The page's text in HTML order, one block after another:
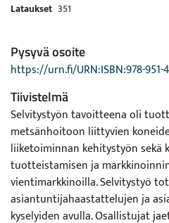
Lataukset 351
Pysyvä osoite
https://urn.fi/URN:ISBN:978-951-
Tiivistelmä
Selvitystyön tavoitteena oli
metsänhoitoon liittyvien
liiketoiminnan kehitystyön sekä
tuotteistamisen ja
vientimarkkinoilla. Selvitystyö
asiantuntijahaastattelujen ja
kyselyiden avulla. Osallistujat